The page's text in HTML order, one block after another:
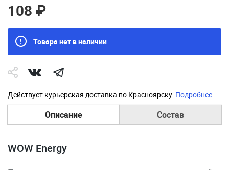
108 ₽
Товара нет в наличии
Действует курьерская доставка по Красноярску. Подробнее
Описание Состав
WOW Energy